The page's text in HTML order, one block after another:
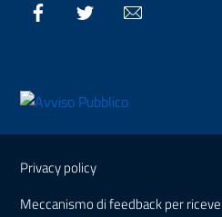
Facebook Twitter
Sezione Link Utili
Privacy policy
Meccanismo di feedback per